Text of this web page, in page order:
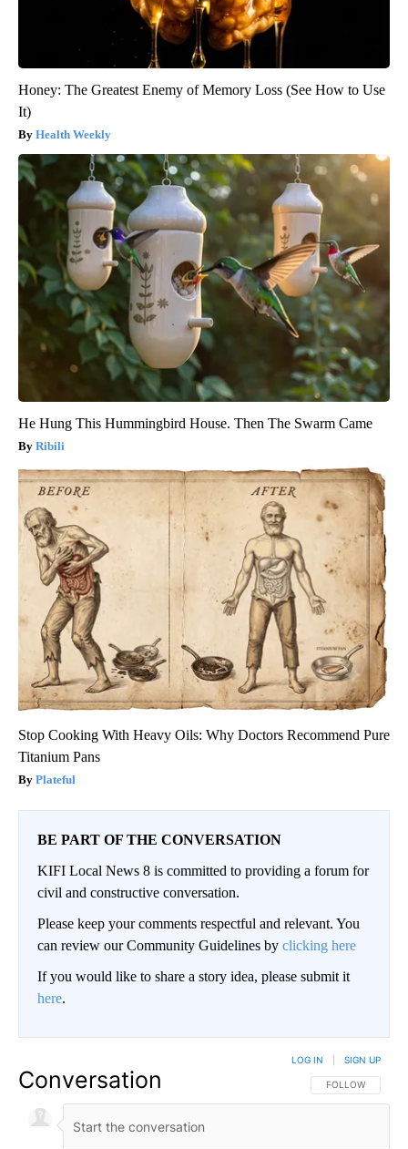
Honey: The Greatest Enemy of Memory Loss (See How to Use
It)
Health Weekly
He Hung This Hummingbird House. Then The Swarm Came
Ribili
Stop Cooking With Heavy Oils: Why Doctors Recommend Pure
Titanium Pans
Plateful
BE PART OF THE CONVERSATION
KIFI Local News 8 is committed to providing a forum for
civil and constructive conversation.
Please keep your comments respectful and relevant. You
can review our Community Guidelines by clicking here
If you would like to share a story idea, please submit it
here.
Conversation FOLLOW THIS
FOLLOW
LOG IN SIGN UP